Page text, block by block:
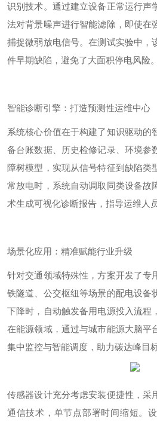
识别技术。通过建立设备正常运行声
法对背景噪声进行智能滤除，即使在
捕捉微弱放电信号。在测试实验中 ，
件早期缺陷，避免了大面积停电风险。
智能诊断引擎：打造预测性运维中心
系统核心价值在于构建了知识驱动的
备台账数据、历史检修记录、环境参
障树模型，实现从信号特征到缺陷类
常放电时，系统自动调取同类设备故
术生成可视化诊断报告，指导运维人
场景化应用：精准赋能行业升级
针对交通领域特殊性，方案开发了专
铁隧道、公交枢纽等场景的配电设备
下降时，自动触发备用电源投入流程
在能源领域，通过与城市能源大脑平
集中监控与智能调度，助力碳达峰目
传感器设计充分考虑安装便捷性，采
通信技术，单节点部署时间缩短。